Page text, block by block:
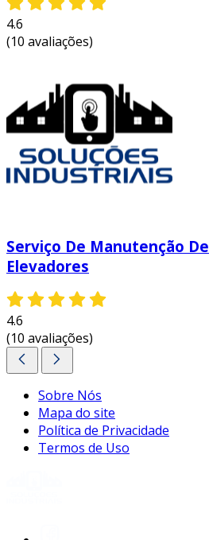
4.6
(10 avaliações)
Serviço De Manutenção De
Elevadores
4.6
(10 avaliações)
Sobre Nós
Mapa do site
Política de Privacidade
Termos de Uso